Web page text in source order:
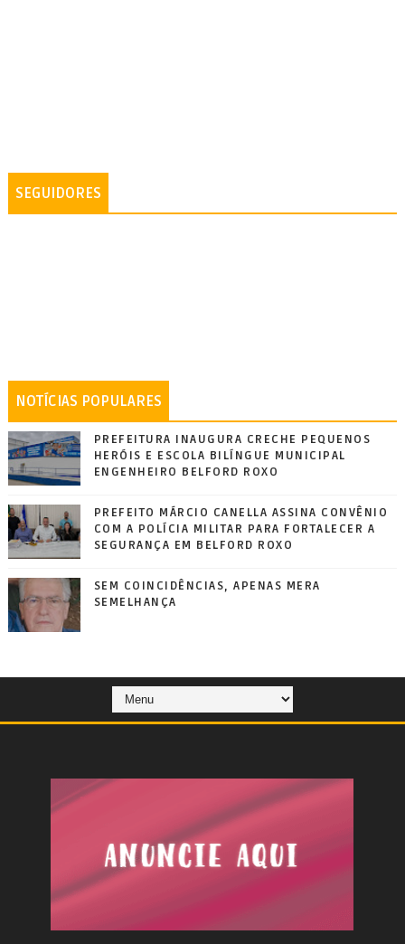
SEGUIDORES
NOTÍCIAS POPULARES
PREFEITURA INAUGURA CRECHE PEQUENOS
HERÓIS E ESCOLA BILÍNGUE MUNICIPAL
ENGENHEIRO BELFORD ROXO
PREFEITO MÁRCIO CANELLA ASSINA CONVÊNIO
COM A POLÍCIA MILITAR PARA FORTALECER A
SEGURANÇA EM BELFORD ROXO
SEM COINCIDÊNCIAS, APENAS MERA
SEMELHANÇA